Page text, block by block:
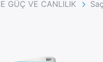
GÜÇ VE CANLILIK